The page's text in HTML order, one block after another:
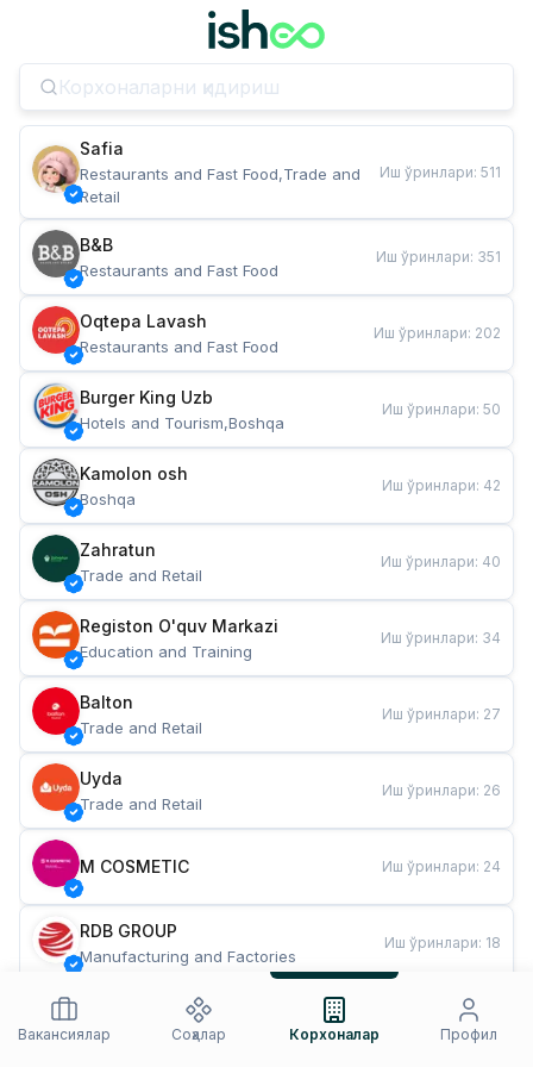
Safia
Restaurants and Fast Food,Trade and
Retail
Иш ўринлари: 511
B&B
Restaurants and Fast Food
Иш ўринлари: 351
Oqtepa Lavash
Restaurants and Fast Food
Иш ўринлари: 202
Burger King Uzb
Hotels and Tourism,Boshqa
Иш ўринлари: 50
Kamolon osh
Boshqa
Иш ўринлари: 42
Zahratun
Trade and Retail
Иш ўринлари: 40
Registon O'quv Markazi
Education and Training
Иш ўринлари: 34
Balton
Trade and Retail
Иш ўринлари: 27
Uyda
Trade and Retail
Иш ўринлари: 26
M COSMETIC Иш ўринлари: 24
RDB GROUP
Manufacturing and Factories
Иш ўринлари: 18
Restaurants and Fast Food
Иш ўринлари
Вакансиялар
Соҳалар Корхоналар Профил